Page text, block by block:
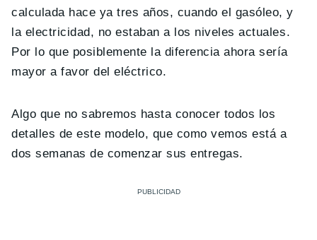
calculada hace ya tres años, cuando el gasóleo, y
la electricidad, no estaban a los niveles actuales.
Por lo que posiblemente la diferencia ahora sería
mayor a favor del eléctrico.
Algo que no sabremos hasta conocer todos los
detalles de este modelo, que como vemos está a
dos semanas de comenzar sus entregas.